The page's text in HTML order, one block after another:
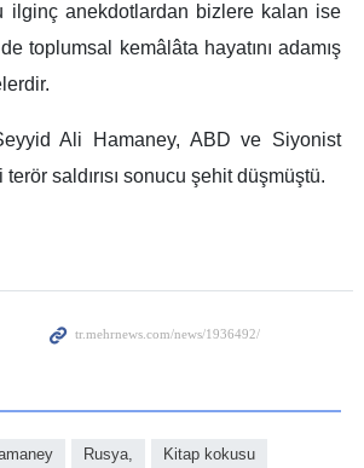
ilginç anekdotlardan bizlere kalan ise
toplumsal kemâlâta hayatını adamış
Ali Hamaney, ABD ve Siyonist
saldırısı sonucu şehit düşmüştü.
Rusya, Kitap kokusu